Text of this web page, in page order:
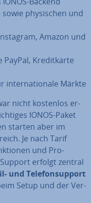
phy­si­schen und
Amazon und
PayPal, Kre­dit­kar­te
in­ter­na­tio­na­le Märkte
nicht kostenlos er­
IONOS-Paket
starten aber im
Je nach Tarif
und Pro­
erfolgt zentral
und Te­le­fon­sup­port
Setup und der Ver­